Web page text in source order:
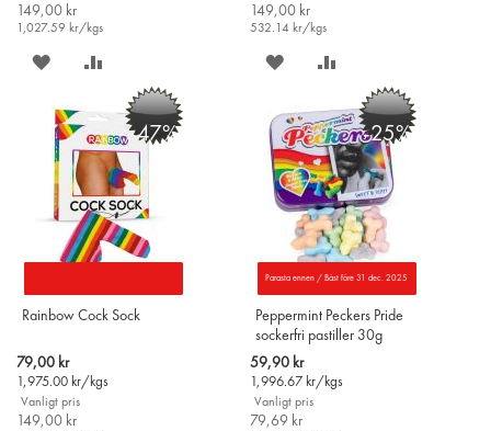
149,00 kr
1,027.59 kr/kgs
SPARA
ÖNSKELISTAN
JÄMFÖR
149,00 kr
532.14 kr/kgs
SPARA
ÖNSKELISTAN
JÄMFÖR
-47%
Rainbow Cock Sock
Special
Price
79,00 kr
1,975.00 kr/kgs
Vanligt pris
149,00 kr
Parasta ennen / Bäst före 31 dec. 2025
-25%
Peppermint Peckers Pride
sockerfri pastiller 30g
Special
Price
59,90 kr
1,996.67 kr/kgs
Vanligt pris
79,69 kr